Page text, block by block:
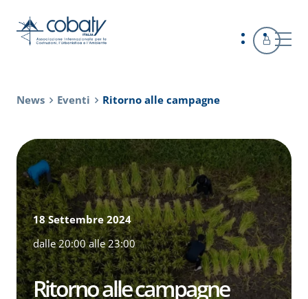
News Eventi Ritorno alle campagne
18 Settembre 2024
dalle 20:00 alle 23:00
Ritorno alle campagne